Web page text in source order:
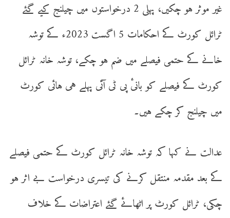
غیر موثر ہو چکیں، پہلی 2 درخواستوں میں چیلنج کیے گئے
ٹرائل کورٹ کے احکامات 5 اگست 2023ء کے توشہ
خانے کے حتمی فیصلے میں ضم ہو چکے، توشہ خانہ ٹرائل
کورٹ کے فیصلے کو بانیٔ پی ٹی آئی پہلے ہی ہائی کورٹ
میں چیلنج کر چکے ہیں۔
عدالت نے کہا کہ توشہ خانہ ٹرائل کورٹ کے حتمی فیصلے
کے بعد مقدمہ منتقل کرنے کی تیسری درخواست بے اثر ہو
چکی، ٹرائل کورٹ پر اٹھائے گئے اعتراضات کے خلاف